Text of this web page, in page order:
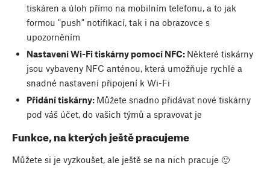
tiskáren a úloh přímo na mobilním telefonu, a to jak
formou "push" notifikací, tak i na obrazovce s
upozorněním
Nastavení Wi-Fi tiskárny pomocí NFC: Některé tiskárny
jsou vybaveny NFC anténou, která umožňuje rychlé a
snadné nastavení připojení k Wi-Fi
Přidání tiskárny: Můžete snadno přidávat nové tiskárny
pod váš účet, do vašich týmů a spravovat je
Funkce, na kterých ještě pracujeme
Můžete si je vyzkoušet, ale ještě se na nich pracuje 🙂